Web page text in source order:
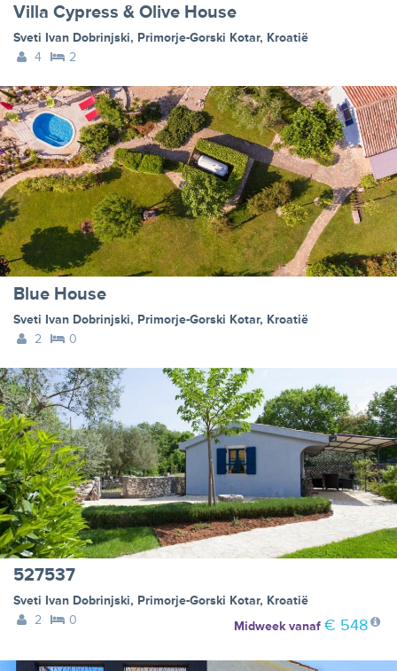
Villa Cypress & Olive House
Sveti Ivan Dobrinjski, Primorje-Gorski Kotar, Kroatië
4
2
Blue House
Sveti Ivan Dobrinjski, Primorje-Gorski Kotar, Kroatië
2
0
527537
Sveti Ivan Dobrinjski, Primorje-Gorski Kotar, Kroatië
2
0 Midweekvanaf € 548